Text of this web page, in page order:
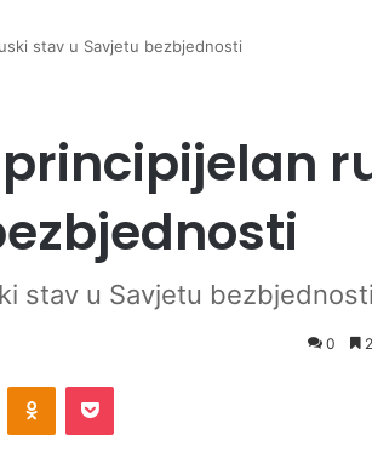
stav u Savjetu bezbjednosti
stav u Savjetu bezbjednosti
0